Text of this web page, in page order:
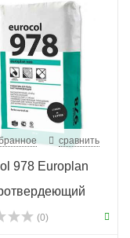
сравнить
978 Europlan
(0)